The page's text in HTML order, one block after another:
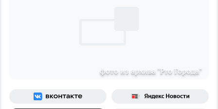
фото из архива "Pro Города"